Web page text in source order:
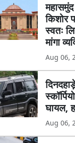
किशोर
स्वतः
मांगा
Aug 06,
घायल,
Aug 06,